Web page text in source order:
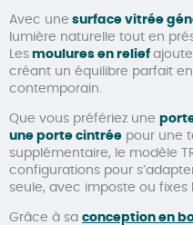
Avec une surface vitrée
lumière naturelle tout en
Les moulures en relief
créant un équilibre parfait
contemporain.
Que vous préfériez une
une porte cintrée pour une
supplémentaire, le modèle
configurations pour
seule, avec imposte ou fixes
Grâce à sa conception en